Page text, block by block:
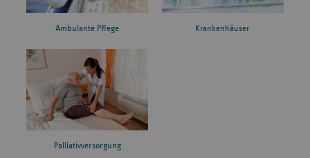
Ambulante Pflege Krankenhäuser
Palliativversorgung